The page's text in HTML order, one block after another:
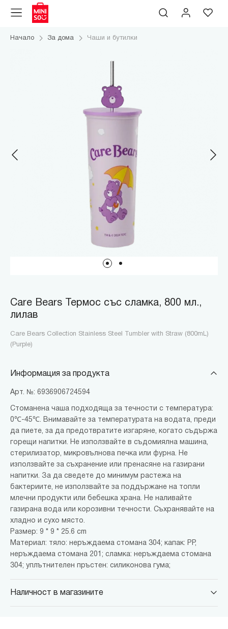
Начало За дома Чаши и бутилки
Care Bears Термос със сламка, 800 мл.,
лилав
Care Bears Collection Stainless Steel Tumbler with Straw (800mL)
(Purple)
Информация за продукта
Арт. №: 6936906724594
Стоманена чаша подходяща за течности с температура:
0℃-45℃. Внимавайте за температурата на водата, преди
да пиете, за да предотвратите изгаряне, когато съдържа
горещи напитки. Не използвайте в съдомиялна машина,
стерилизатор, микровълнова печка или фурна. Не
използвайте за съхранение или пренасяне на газирани
напитки. За да сведете до минимум растежа на
бактериите, не използвайте за поддържане на топли
млечни продукти или бебешка храна. Не наливайте
газирана вода или корозивни течности. Съхранявайте на
хладно и сухо място.
Размер: 9 * 9 * 25.6 cm
Материал: тяло: неръждаема стомана 304; капак: PP,
неръждаема стомана 201; сламка: неръждаема стомана
304; уплътнителен пръстен: силиконова гума;
Наличност в магазините